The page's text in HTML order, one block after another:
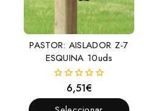
PASTOR: AISLADOR Z-7
ESQUINA 10uds
fuera
de
6,51€